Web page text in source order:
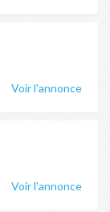
Voir l'annonce
Voir l'annonce